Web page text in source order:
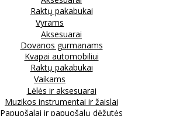
Raktų pakabukai
Vyrams
Aksesuarai
Dovanos gurmanams
Kvapai automobiliui
Raktų pakabukai
Vaikams
Lėlės ir aksesuarai
Muzikos instrumentai ir žaislai
Papuošalai ir papuošalų dėžutės